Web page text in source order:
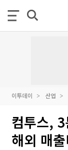
이투데이 산업
컴투스,
해외 매